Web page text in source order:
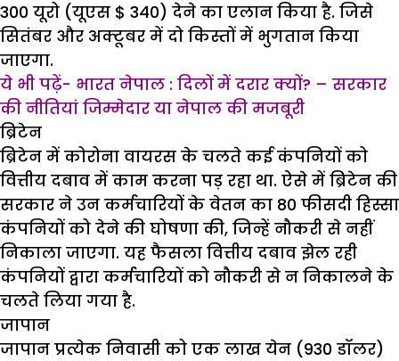
300 यूरो (यूएस $ 340) देने का एलान किया है. जिसे
सितंबर और अक्टूबर में दो किस्तों में भुगतान किया
जाएगा.
ये भी पढ़ें- भारत नेपाल : दिलों में दरार क्यों? – सरकार
की नीतियां जिम्मेदार या नेपाल की मजबूरी
ब्रिटेन
ब्रिटेन में कोरोना वायरस के चलते कई कंपनियों को
वित्तीय दबाव में काम करना पड़ रहा था. ऐसे में ब्रिटेन की
सरकार ने उन कर्मचारियों के वेतन का 80 फीसदी हिस्सा
कंपनियों को देने की घोषणा की, जिन्हें नौकरी से नहीं
निकाला जाएगा. यह फैसला वित्तीय दबाव झेल रही
कंपनियों द्वारा कर्मचारियों को नौकरी से न निकालने के
चलते लिया गया है.
जापान
जापान प्रत्येक निवासी को एक लाख येन (930 डॉलर)